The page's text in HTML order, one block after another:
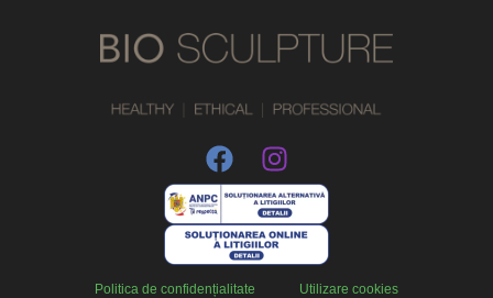
Politica de confidențialitate
Utilizare cookies